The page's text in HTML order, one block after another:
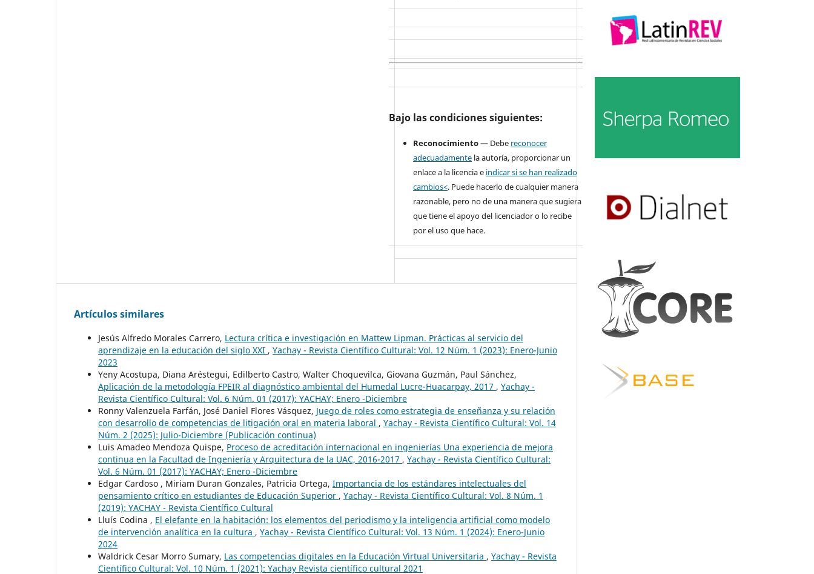
Bajo las condiciones siguientes:
Reconocimiento— Debe reconocer
adecuadamente la autoría, proporcionar un
enlace a la licencia e indicar si se han realizado
cambios<. Puede hacerlo de cualquier manera
razonable, pero no de una manera que sugiera
que tiene el apoyo del licenciador o lo recibe
por el uso que hace.
Artículos similares
Jesús Alfredo Morales Carrero, Lectura crítica e investigación en Mattew Lipman. Prácticas al servicio del
aprendizaje en la educación del siglo XXI , Yachay - Revista Científico Cultural: Vol. 12 Núm. 1 (2023): Enero-Junio
2023
Yeny Acostupa, Diana Aréstegui, Edilberto Castro, Walter Choquevilca, Giovana Guzmán, Paul Sánchez,
Aplicación de la metodología FPEIR al diagnóstico ambiental del Humedal Lucre-Huacarpay, 2017 , Yachay -
Revista Científico Cultural: Vol. 6 Núm. 01 (2017): YACHAY; Enero -Diciembre
Ronny Valenzuela Farfán, José Daniel Flores Vásquez, Juego de roles como estrategia de enseñanza y su relación
con desarrollo de competencias de litigación oral en materia laboral , Yachay - Revista Científico Cultural: Vol. 14
Núm. 2 (2025): Julio-Diciembre (Publicación continua)
Luis Amadeo Mendoza Quispe, Proceso de acreditación internacional en ingenierías Una experiencia de mejora
continua en la Facultad de Ingeniería y Arquitectura de la UAC, 2016-2017 , Yachay - Revista Científico Cultural:
Vol. 6 Núm. 01 (2017): YACHAY; Enero -Diciembre
Edgar Cardoso , Miriam Duran Gonzales, Patricia Ortega, Importancia de los estándares intelectuales del
pensamiento crítico en estudiantes de Educación Superior , Yachay - Revista Científico Cultural: Vol. 8 Núm. 1
(2019): YACHAY - Revista Científico Cultural
Lluís Codina , El elefante en la habitación: los elementos del periodismo y la inteligencia artificial como modelo
de intervención analítica en la cultura , Yachay - Revista Científico Cultural: Vol. 13 Núm. 1 (2024): Enero-Junio
2024
Waldrick Cesar Morro Sumary, Las competencias digitales en la Educación Virtual Universitaria , Yachay - Revista
Científico Cultural: Vol. 10 Núm. 1 (2021): Yachay Revista científico cultural 2021